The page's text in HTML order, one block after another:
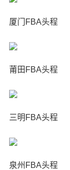
厦门FBA头程
莆田FBA头程
三明FBA头程
泉州FBA头程